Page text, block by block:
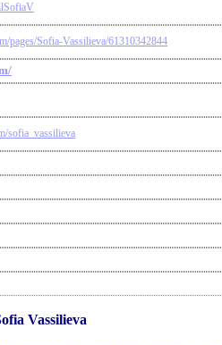
pages/Sofia-Vassilieva/61310342844
sofia_vassilieva
Vassilieva